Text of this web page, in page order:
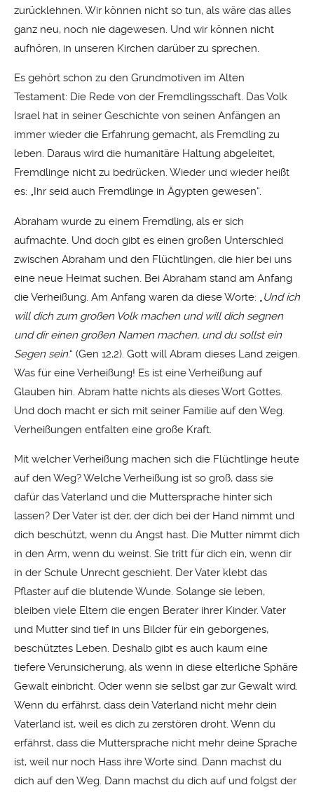
zurücklehnen. Wir können nicht so tun, als wäre das alles
ganz neu, noch nie dagewesen. Und wir können nicht
aufhören, in unseren Kirchen darüber zu sprechen.
Es gehört schon zu den Grundmotiven im Alten
Testament: Die Rede von der Fremdlingsschaft. Das Volk
Israel hat in seiner Geschichte von seinen Anfängen an
immer wieder die Erfahrung gemacht, als Fremdling zu
leben. Daraus wird die humanitäre Haltung abgeleitet,
Fremdlinge nicht zu bedrücken. Wieder und wieder heißt
es: „Ihr seid auch Fremdlinge in Ägypten gewesen“.
Abraham wurde zu einem Fremdling, als er sich
aufmachte. Und doch gibt es einen großen Unterschied
zwischen Abraham und den Flüchtlingen, die hier bei uns
eine neue Heimat suchen. Bei Abraham stand am Anfang
die Verheißung. Am Anfang waren da diese Worte: „
Und ich
will dich zum großen Volk machen und will dich segnen
und dir einen großen Namen machen, und du sollst ein
Segen sein.“ (Gen 12,2). Gott will Abram dieses Land zeigen.
Was für eine Verheißung! Es ist eine Verheißung auf
Glauben hin. Abram hatte nichts als dieses Wort Gottes.
Und doch macht er sich mit seiner Familie auf den Weg.
Verheißungen entfalten eine große Kraft.
Mit welcher Verheißung machen sich die Flüchtlinge heute
auf den Weg? Welche Verheißung ist so groß, dass sie
dafür das Vaterland und die Muttersprache hinter sich
lassen? Der Vater ist der, der dich bei der Hand nimmt und
dich beschützt, wenn du Angst hast. Die Mutter nimmt dich
in den Arm, wenn du weinst. Sie tritt für dich ein, wenn dir
in der Schule Unrecht geschieht. Der Vater klebt das
Pflaster auf die blutende Wunde. Solange sie leben,
bleiben viele Eltern die engen Berater ihrer Kinder. Vater
und Mutter sind tief in uns Bilder für ein geborgenes,
beschütztes Leben. Deshalb gibt es auch kaum eine
tiefere Verunsicherung, als wenn in diese elterliche Sphäre
Gewalt einbricht. Oder wenn sie selbst gar zur Gewalt wird.
Wenn du erfährst, dass dein Vaterland nicht mehr dein
Vaterland ist, weil es dich zu zerstören droht. Wenn du
erfährst, dass die Muttersprache nicht mehr deine Sprache
ist, weil nur noch Hass ihre Worte sind. Dann machst du
dich auf den Weg. Dann machst du dich auf und folgst der